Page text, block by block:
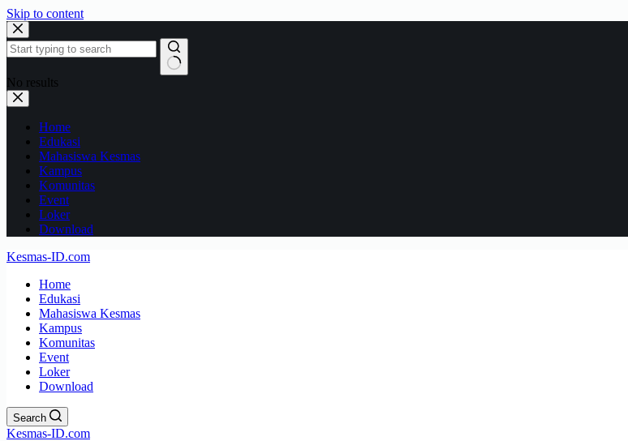
Skip to content
No results
Home
Edukasi
Mahasiswa Kesmas
Kampus
Komunitas
Event
Loker
Download
Kesmas-ID.com
Home
Edukasi
Mahasiswa Kesmas
Kampus
Komunitas
Event
Loker
Download
Search
Kesmas-ID.com